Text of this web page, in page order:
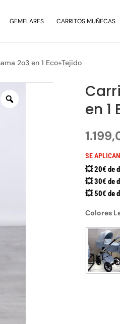
GEMELARES CARRITOS MUÑECAS
2o3 en 1 Eco+Tejido
en 1
SE
💥 20€ de
💥 30€ de
💥 50€ de
Colores